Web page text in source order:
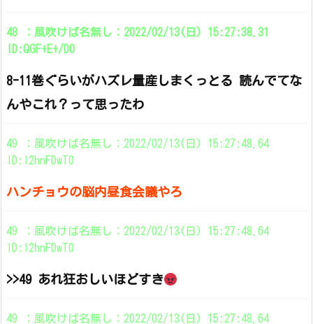
48 ：風吹けば名無し：2022/02/13(日) 15:27:38.31
ID:QGF+E+/D0
8-11巻ぐらいがハズレ量産しまくっとる 読んでてな
んやこれ？って思ったわ
49 ：風吹けば名無し：2022/02/13(日) 15:27:48.64
ID:l2hnFDwT0
ハンチョウの脳内昼食会議やろ
49 ：風吹けば名無し：2022/02/13(日) 15:27:48.64
ID:l2hnFDwT0
>>49 あれ狂おしいほどすき
49 ：風吹けば名無し：2022/02/13(日) 15:27:48.64